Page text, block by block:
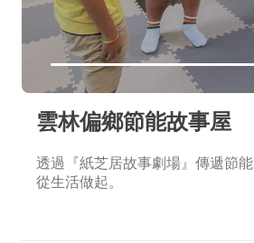
雲林偏鄉節能故事屋
透過『紙芝居故事劇場』傳遞節
從生活做起。